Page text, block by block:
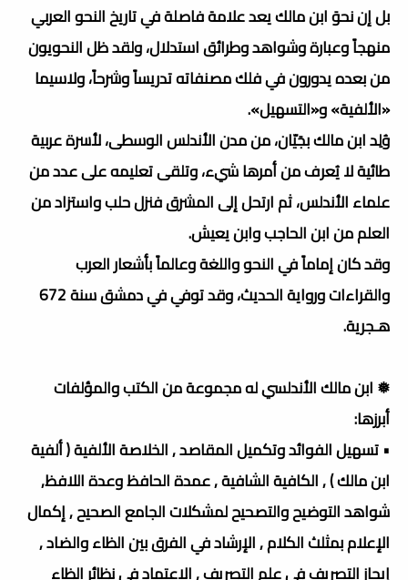
بل إن نحوَ ابن مالك يعد علامة فاصلة في تاريخ النحو العربي
منهجاً وعبارة وشواهد وطرائق استدلال، ولقد ظل النحويون
من بعده يدورون في فلك مصنفاته تدريساً وشرحاً، ولاسيما
«الألفية» و«التسهيل».
وُلِد ابن مالك بجَيّان، من مدن الأندلس الوسطى، لأسرة عربية
طائية لا يُعرف من أمرها شيء، وتلقى تعليمه على عدد من
علماء الأندلس، ثم ارتحل إلى المشرق فنزل حلب واستزاد من
العلم من ابن الحاجب وابن يعيش.
وقد كان إماماً في النحو واللغة وعالماً بأشعار العرب
والقراءات ورواية الحديث، وقد توفي في دمشق سنة 672
هـجرية.
❅ ابن مالك الأندلسي له مجموعة من الكتب والمؤلفات
أبرزها:
• تسهيل الفوائد وتكميل المقاصد , الخلاصة الألفية ( ألفية
ابن مالك ) , الكافية الشافية , عمدة الحافظ وعدة اللافظ,
شواهد التوضيح والتصحيح لمشكلات الجامع الصحيح , إكمال
الإعلام بمثلث الكلام , الإرشاد في الفرق بين الظاء والضاد ,
إيجاز التصريف في علم التصريف , الاعتماد في نظائر الظاء